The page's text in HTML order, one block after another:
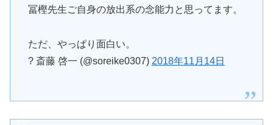
冨樫先生ご自身の放出系の念能力と思ってます。
ただ、やっぱり面白い。
? 斎藤 啓一 (@soreike0307) 2018年11月14日